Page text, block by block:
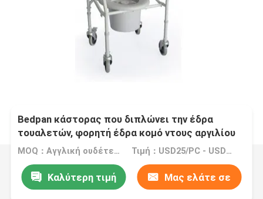
Bedpan κάστορας που διπλώνει την έδρα
τουαλετών, φορητή έδρα κομό ντους αργιλίου
MOQ：Αγγλική ουδέτερη εκδοχή: MOQ 10PC/COEM: MOQ 100PCS Τιμή：USD25/PC - USD30/PC
Καλύτερη τιμή Μας ελάτε σε